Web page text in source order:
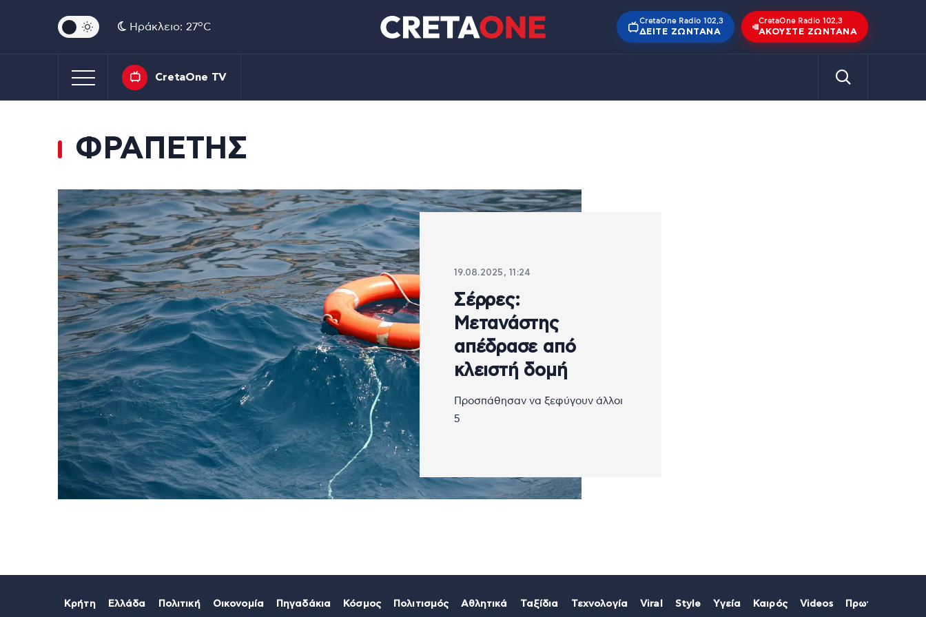
Ηράκλειο: 27oC
CretaOne Radio 102,3
ΔΕΊΤΕ ΖΩΝΤΑΝΆ
CretaOne Radio 102,3
ΑΚΟΎΣΤΕ ΖΩΝΤΑΝΆ
CretaOne TV
ΦΡΑΠΕΤΗΣ
19.08.2025, 11:24
Σέρρες:
Μετανάστης
απέδρασε από
κλειστή δομή
Προσπάθησαν να ξεφύγουν άλλοι
5
Κρήτη Ελλάδα Πολιτική Οικονομία Πηγαδάκια Κόσμος Πολιτισμός Αθλητικά Ταξίδια Τεχνολογία Viral Style Υγεία Καιρός Videos Πρωτοσέλιδα